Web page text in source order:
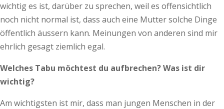
wichtig es ist, darüber zu sprechen, weil es offensichtlich
noch nicht normal ist, dass auch eine Mutter solche Dinge
öffentlich äussern kann. Meinungen von anderen sind mir
ehrlich gesagt ziemlich egal.
Welches Tabu möchtest du aufbrechen? Was ist dir
wichtig?
Am wichtigsten ist mir, dass man jungen Menschen in der